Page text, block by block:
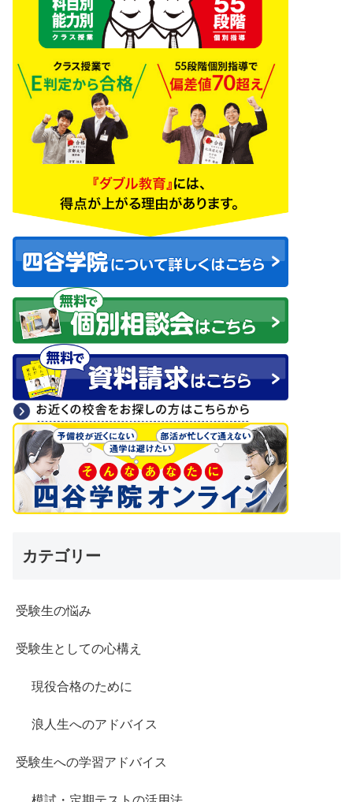
カテゴリー
受験生の悩み
受験生としての心構え
現役合格のために
浪人生へのアドバイス
受験生への学習アドバイス